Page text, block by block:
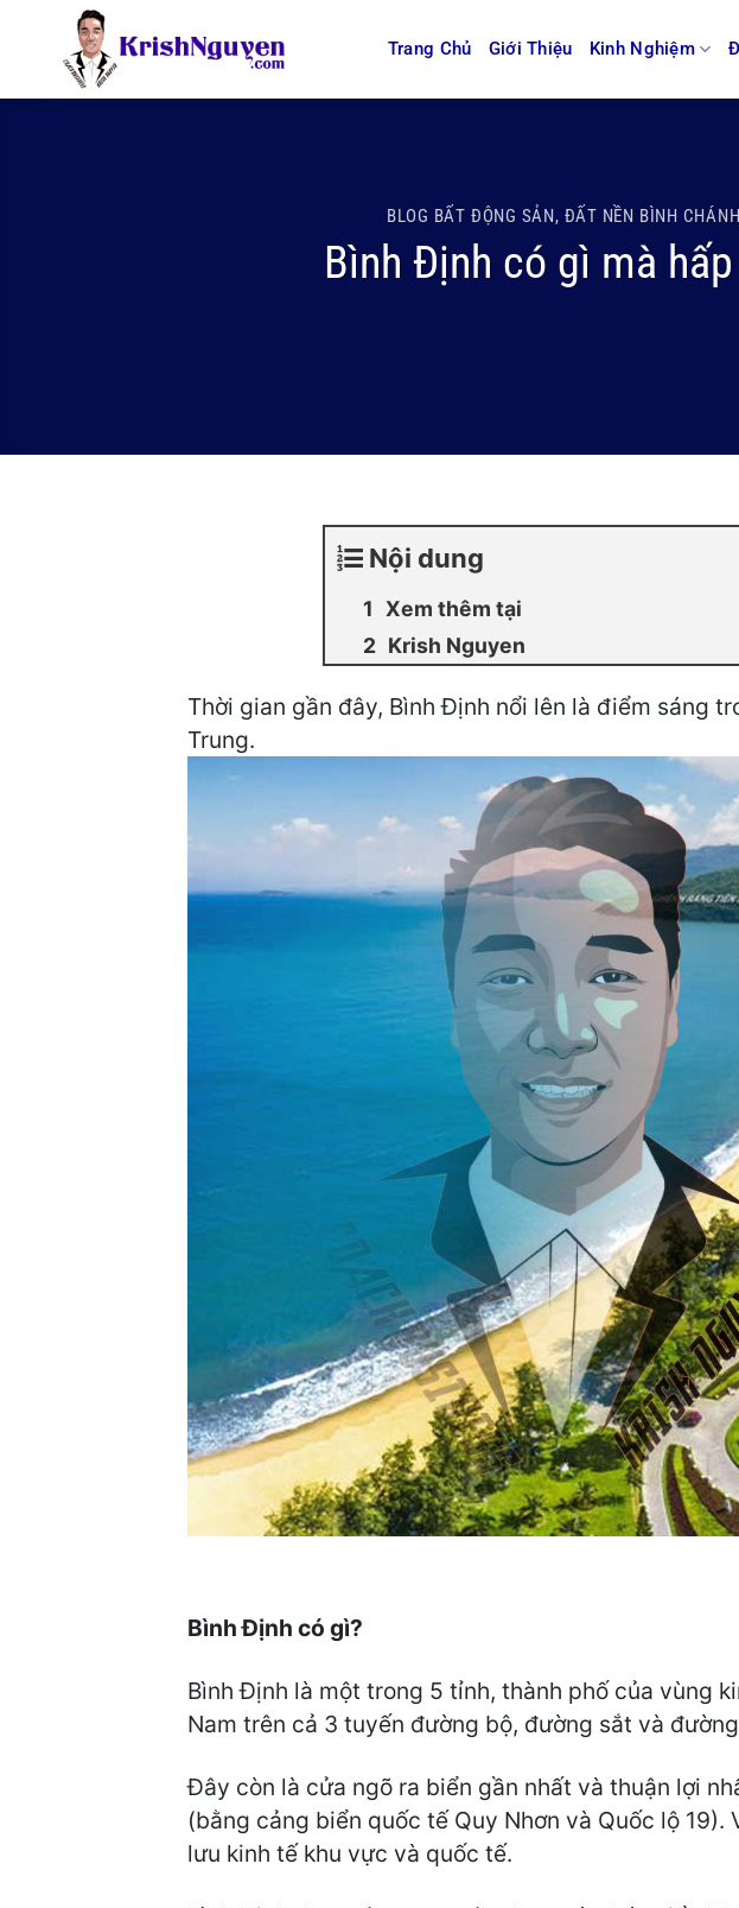
Trang Chủ Giới Thiệu Kinh Nghiệm
BLOG BẤT ĐỘNG SẢN, ĐẤT NỀN BÌNH CHÁNH
Bình Định có gì mà
Nội dung
Xem thêm tại
Krish Nguyen
Thời gian gần đây, Bình Định nổi lên là điểm sáng
Trung.
Bình Định có gì?
Bình Định là một trong 5 tỉnh, thành phố của vùng
Nam trên cả 3 tuyến đường bộ, đường sắt và
Đây còn là cửa ngõ ra biển gần nhất và thuận lợi
(bằng cảng biển quốc tế Quy Nhơn và Quốc lộ
lưu kinh tế khu vực và quốc tế.